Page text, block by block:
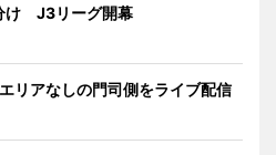
け J3リーグ開幕
リアなしの門司側をライブ配信